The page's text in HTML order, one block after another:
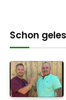
Schon